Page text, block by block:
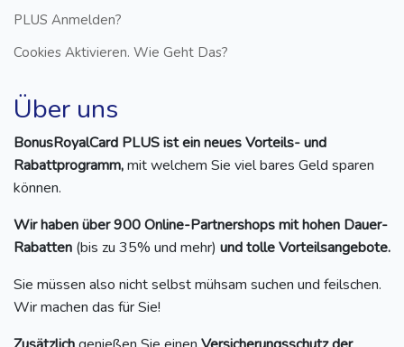
PLUS Anmelden?
Cookies Aktivieren. Wie Geht Das?
Über uns
BonusRoyalCard PLUS ist ein neues Vorteils- und
Rabattprogramm,mit welchem Sie viel bares Geld sparen
können.
Wir haben über 900 Online-Partnershops mit hohen Dauer-
Rabatten (bis zu 35% und mehr) und tolle Vorteilsangebote.
Sie müssen also nicht selbst mühsam suchen und feilschen.
Wir machen das für Sie!